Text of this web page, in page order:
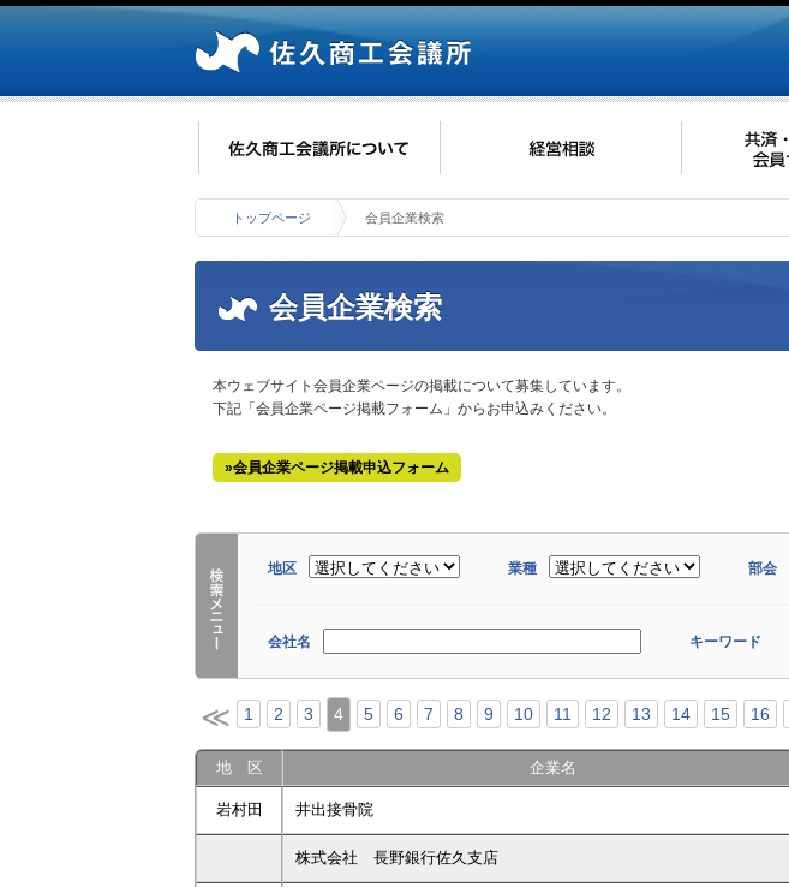
トップページ 会員企業検索
会員企業検索
本ウェブサイト会員企業ページの掲載について募集しています。
下記「会員企業ページ掲載フォーム」からお申込みください。
»会員企業ページ掲載申込フォーム
地区 業種 部会
会社名
キーワード
≪ 1 2 3 4 5 6 7 8 9 10 11 12 13 14 15 16
地 区 企業名
岩村田 井出接骨院
株式会社 長野銀行佐久支店